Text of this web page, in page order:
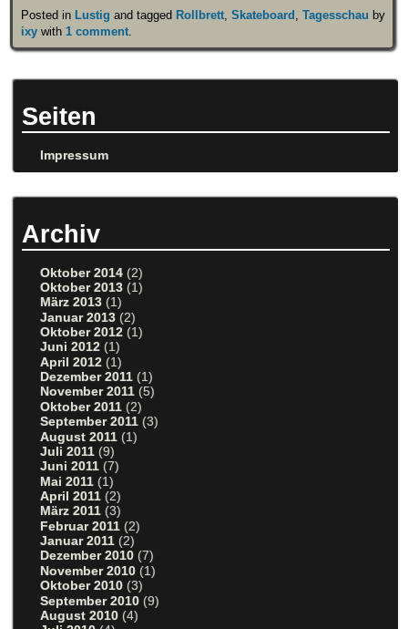
Posted in Lustig and tagged Rollbrett, Skateboard , Tagesschau by
ixywith 1 comment.
Seiten
Impressum
Archiv
Oktober 2014 (2)
Oktober 2013 (1)
März 2013 (1)
Januar 2013 (2)
Oktober 2012 (1)
Juni 2012 (1)
April 2012 (1)
Dezember 2011 (1)
November 2011 (5)
Oktober 2011 (2)
September 2011 (3)
August 2011 (1)
Juli 2011 (9)
Juni 2011 (7)
Mai 2011 (1)
April 2011 (2)
März 2011 (3)
Februar 2011 (2)
Januar 2011 (2)
Dezember 2010 (7)
November 2010 (1)
Oktober 2010 (3)
September 2010 (9)
August 2010 (4)